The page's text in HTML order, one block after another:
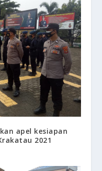
apel kesiapan
2021